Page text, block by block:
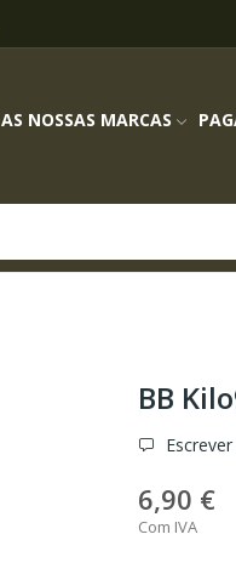
AS NOSSAS MARCAS
BB
6,90 €
Com IVA